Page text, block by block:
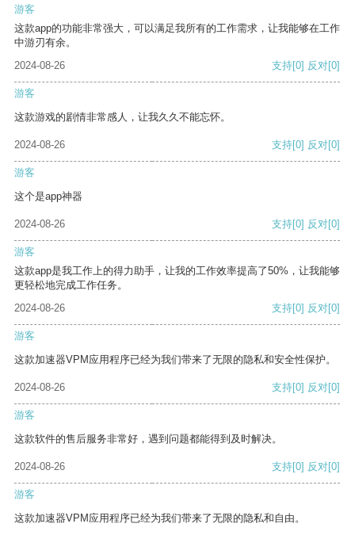
游客
这款app的功能非常强大，可以满足我所有的工作需求，让我能够在工作
中游刃有余。
2024-08-26
支持[0] 反对[0]
游客
这款游戏的剧情非常感人，让我久久不能忘怀。
2024-08-26 支持[0] 反对[0]
游客
这个是app神器
2024-08-26 支持[0] 反对[0]
游客
这款app是我工作上的得力助手，让我的工作效率提高了50%，让我能够
更轻松地完成工作任务。
2024-08-26
支持[0] 反对[0]
游客
这款加速器VPM应用程序已经为我们带来了无限的隐私和安全性保护。
2024-08-26 支持[0] 反对[0]
游客
这款软件的售后服务非常好，遇到问题都能得到及时解决。
2024-08-26 支持[0] 反对[0]
游客
这款加速器VPM应用程序已经为我们带来了无限的隐私和自由。